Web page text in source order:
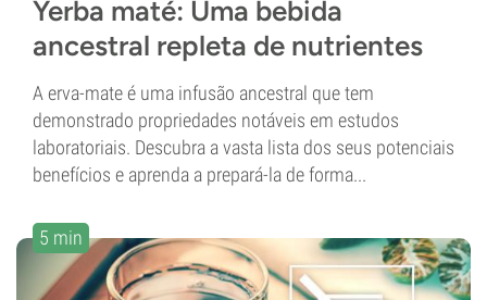
Yerba maté: Uma bebida
ancestral repleta de nutrientes
A erva-mate é uma infusão ancestral que tem
demonstrado propriedades notáveis em estudos
laboratoriais. Descubra a vasta lista dos seus potenciais
benefícios e aprenda a prepará-la de forma...
5 min